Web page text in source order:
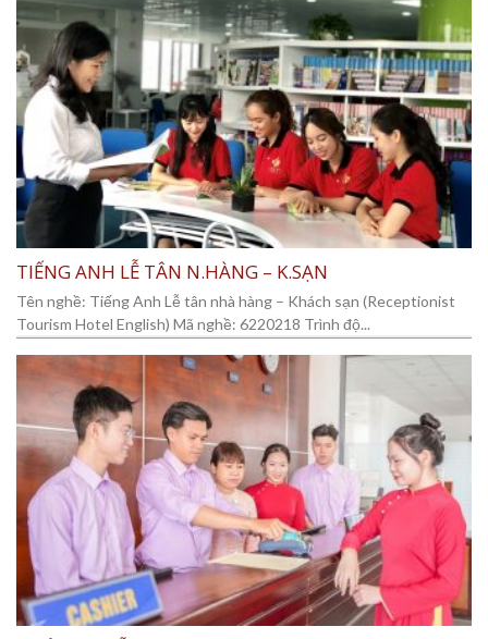
TIẾNG ANH LỄ TÂN N.HÀNG – K.SẠN
Tên nghề: Tiếng Anh Lễ tân nhà hàng – Khách sạn (Receptionist
Tourism Hotel English) Mã nghề: 6220218 Trình độ...